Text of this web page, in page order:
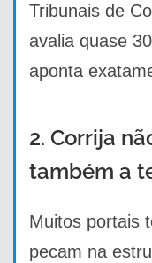
Tribunais de
avalia quase
aponta
2. Corrija
também a
Muitos portais
pecam na